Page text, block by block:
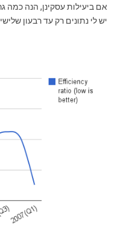
אם ביעילות עסקינן, הנה כמה
יש לי נתונים רק עד רבעון שלישי של 2011, בעוד מספר חודשים אוכל